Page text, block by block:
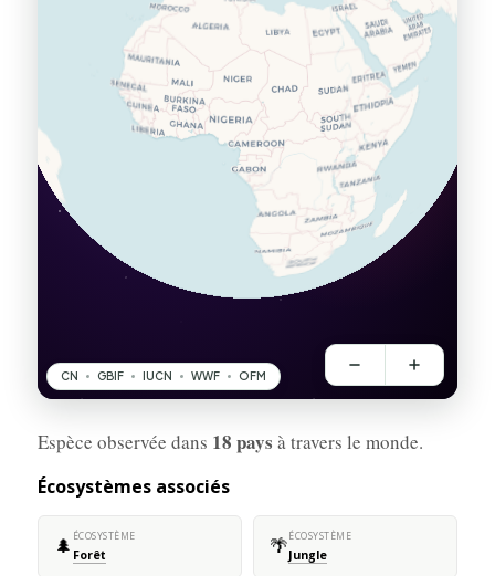
Espèce observée dans 18 pays à travers le monde.
Écosystèmes associés
🌲 ÉCOSYSTÈME
Forêt 🌴ÉCOSYSTÈME
Jungle